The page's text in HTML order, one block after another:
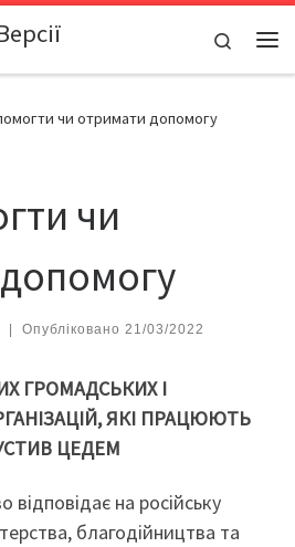
Search
чи отримати допомогу
чи
| Опубліковано 21/03/2022
ГРОМАДСЬКИХ І
ЯКІ ПРАЦЮЮТЬ
ЦЕДЕМ
відповідає на російську
благодійництва та